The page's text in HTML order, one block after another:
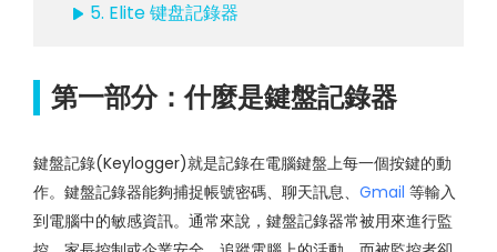
5. Elite 键盘記錄器
第一部分：什麼是鍵盤記錄器
鍵盤記錄(Keylogger)就是記錄在電腦鍵盤上每一個按鍵的動
作。鍵盤記錄器能夠捕捉帳號密碼、聊天訊息、 Gmail 等輸入
到電腦中的敏感資訊。通常來說，鍵盤記錄器常被用來進行監